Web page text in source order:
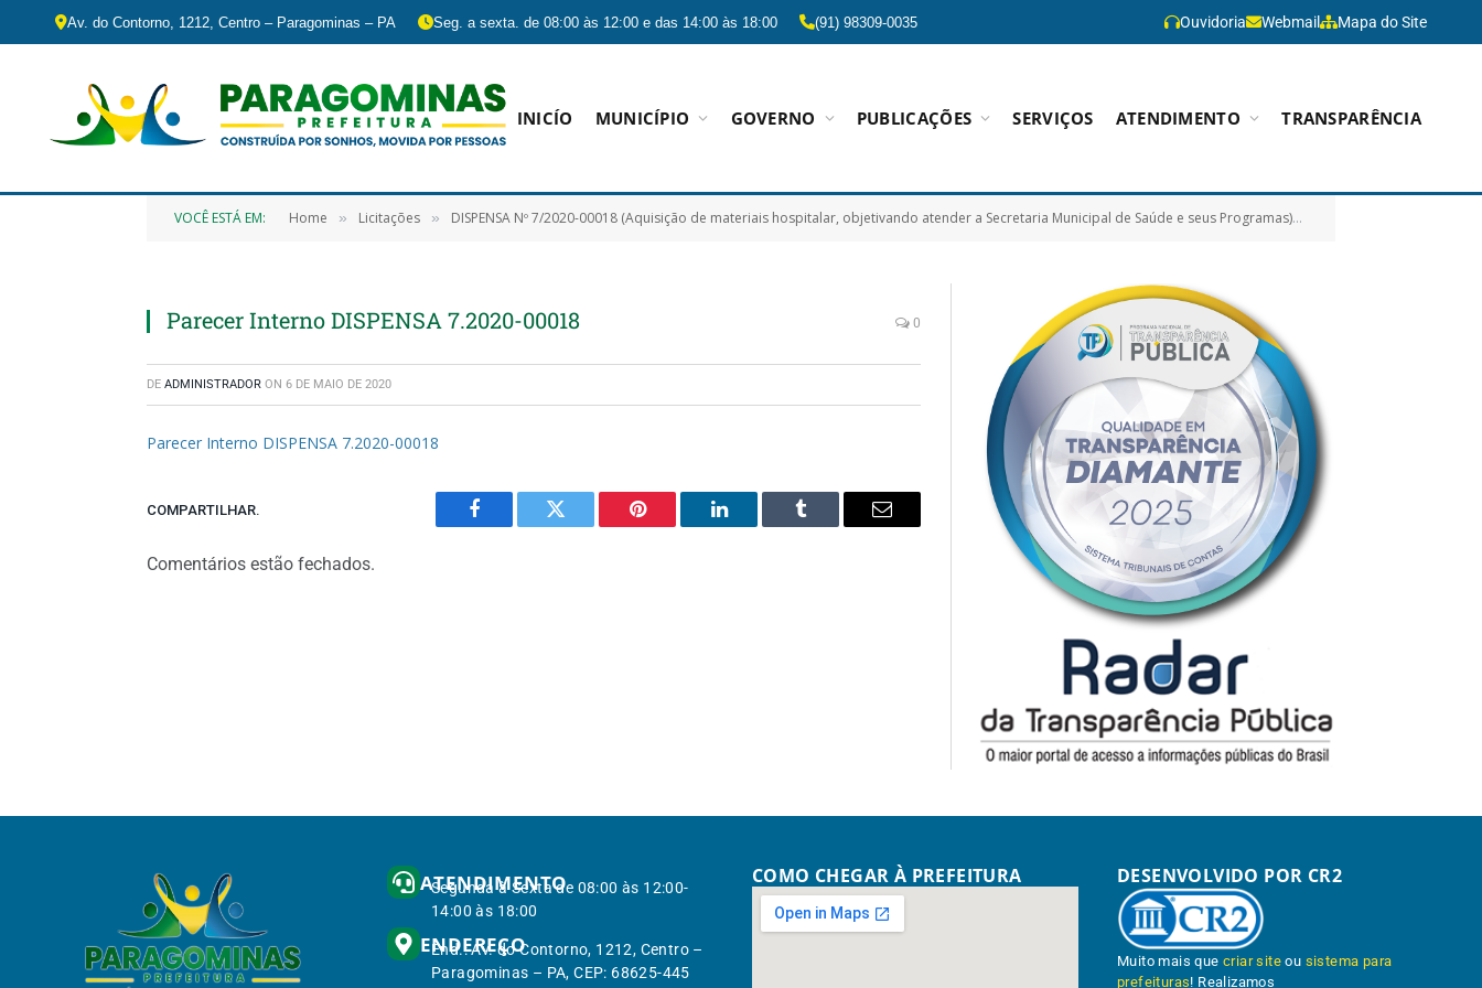
Av. do Contorno, 1212, Centro – Paragominas – PA Seg. a sexta. de 08:00 às 12:00 e das 14:00 às 18:00 (91) 98309-0035 Ouvidoria Webmail Mapa do Site
INICÍO MUNICÍPIO GOVERNO PUBLICAÇÕES SERVIÇOS ATENDIMENTO TRANSPARÊNCIA
VOCÊ ESTÁ EM: Home » Licitações » DISPENSA Nº 7/2020-00018 (Aquisição de materiais hospitalar, objetivando atender a Secretaria Municipal de Saúde e seus Programas)
Parecer Interno DISPENSA 7.2020-00018 0
DE ADMINISTRADOR ON 6 DE MAIO DE 2020
Parecer Interno DISPENSA 7.2020-00018
COMPARTILHAR.
Facebook Twitter Pinterest LinkedIn Tumblr Email
Comentários estão fechados.
ATENDIMENTO
Segunda à Sexta de 08:00 às 12:00-
14:00 às 18:00
ENDEREÇO
End.: Av. do Contorno, 1212, Centro –
Paragominas – PA, CEP: 68625-445
COMO CHEGAR À PREFEITURA DESENVOLVIDO POR CR2
Muito mais quecriar site ou sistema para
prefeituras! Realizamos